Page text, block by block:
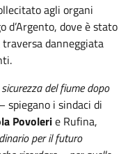
agli organi
d’Argento, dove è stato
danneggiata
del fiume dopo
spiegano i sindaci di
Povolerie Rufina,
per il futuro